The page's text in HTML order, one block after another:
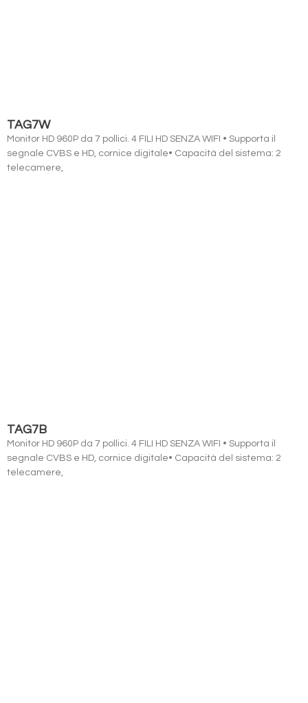
TAG7W
Monitor HD 960P da 7 pollici. 4 FILI HD SENZA WIFI • Supporta il
segnale CVBS e HD, cornice digitale• Capacità del sistema: 2
telecamere,
TAG7B
Monitor HD 960P da 7 pollici. 4 FILI HD SENZA WIFI • Supporta il
segnale CVBS e HD, cornice digitale• Capacità del sistema: 2
telecamere,